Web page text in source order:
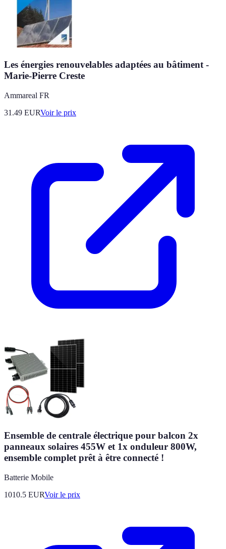
Les énergies renouvelables adaptées au bâtiment -
Marie-Pierre Creste
Ammareal FR
31.49 EURVoir le prix
Ensemble de centrale électrique pour balcon 2x
panneaux solaires 455W et 1x onduleur 800W,
ensemble complet prêt à être connecté !
Batterie Mobile
1010.5 EURVoir le prix